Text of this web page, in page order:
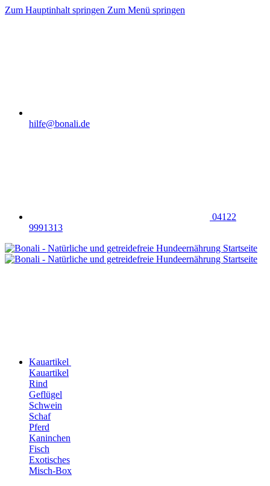
Zum Hauptinhalt springen Zum Menü springen
hilfe@bonali.de
04122
9991313
Kauartikel
Kauartikel
Rind
Geflügel
Schwein
Schaf
Pferd
Kaninchen
Fisch
Exotisches
Misch-Box